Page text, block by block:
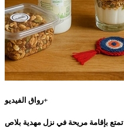
رواق الفيديو+
تمتع بإقامة مريحة في نزل مهدية بلاص